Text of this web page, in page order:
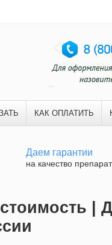
КАК ОПЛАТИТЬ
Даем гарантии
на качество
|